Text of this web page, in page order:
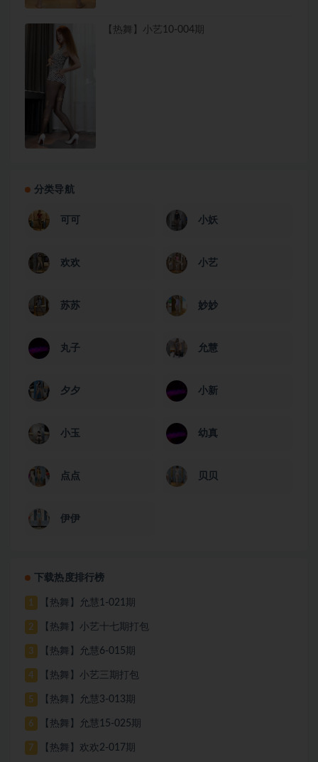
【热舞】小艺10-004期
分类导航
可可 小妖
欢欢 小艺
苏苏 妙妙
丸子 允慧
夕夕 小新
小玉 幼真
点点 贝贝
伊伊
下载热度排行榜
1 【热舞】允慧1-021期
2 【热舞】小艺十七期打包
3 【热舞】允慧6-015期
4 【热舞】小艺三期打包
5 【热舞】允慧3-013期
6 【热舞】允慧15-025期
7 【热舞】欢欢2-017期